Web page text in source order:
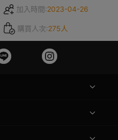
加入時間:2023-04-26
購買人次:275人